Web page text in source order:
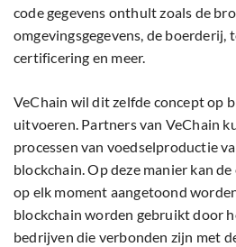
code gegevens onthult zoals de
omgevingsgegevens, de boerderij,
certificering en meer.
VeChain wil dit zelfde concept op
uitvoeren. Partners van VeChain
processen van voedselproductie
blockchain. Op deze manier kan
op elk moment aangetoond
blockchain worden gebruikt door
bedrijven die verbonden zijn met